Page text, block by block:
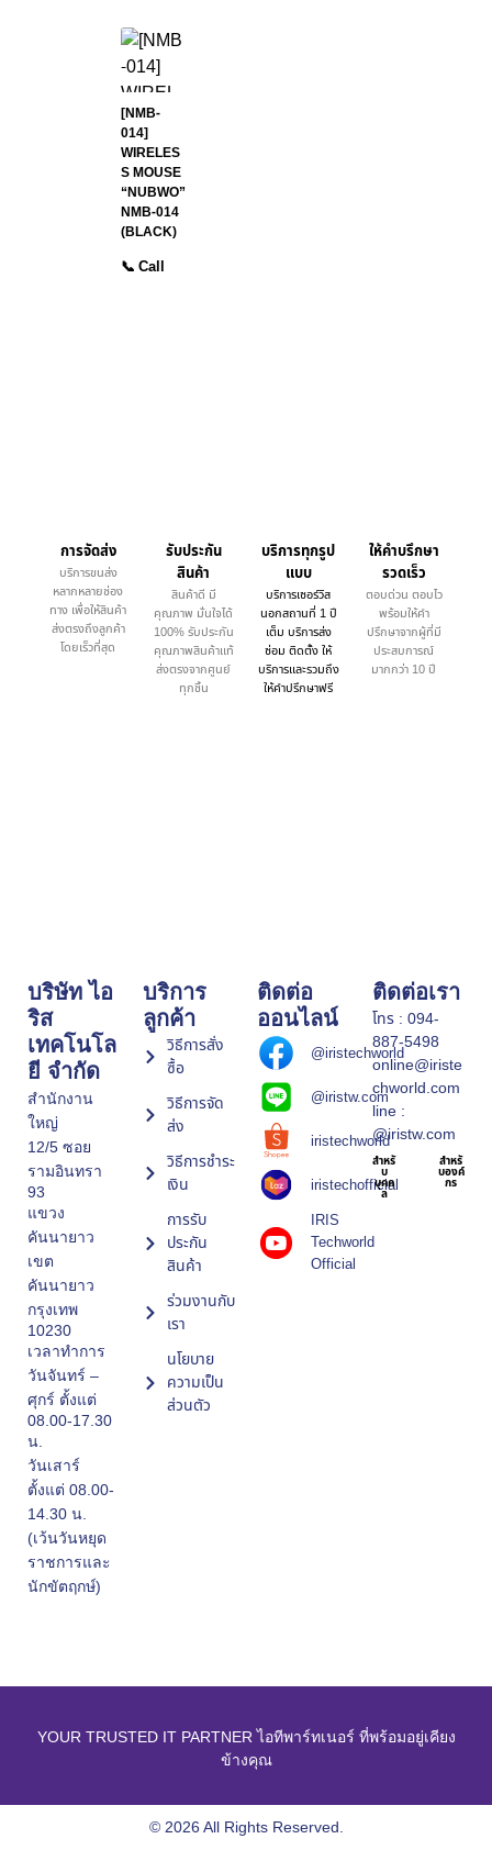
[NMB-
014]
WIRELES
S MOUSE
“NUBWO”
NMB-014
(BLACK)
📞 Call
การจัดส่ง
บริการขนส่ง
หลากหลายช่อง
ทาง เพื่อให้สินค้า
ส่งตรงถึงลูกค้า
โดยเร็วที่สุด
รับประกัน
สินค้า
สินค้าดี มี
คุณภาพ มั่นใจได้
100% รับประกัน
คุณภาพสินค้าแท้
ส่งตรงจากศูนย์
ทุกชิ้น
บริการทุกรูป
แบบ
บริการเซอร์วิส
นอกสถานที่ 1 ปี
เต็ม บริการส่ง
ซ่อม ติดตั้ง ให้
บริการและรวมถึง
ให้คำปรึกษาฟรี
ให้คำบรึกษา
รวดเร็ว
ตอบด่วน ตอบไว
พร้อมให้คำ
ปรึกษาจากผู้ที่มี
ประสบการณ์
มากกว่า 10 ปี
บริษัท ไอ
ริส
เทคโนโล
ยี จำกัด
สำนักงาน
ใหญ่
12/5 ซอย
รามอินทรา
93
แขวง
คันนายาว
เขต
คันนายาว
กรุงเทพ
10230
เวลาทำการ
วันจันทร์ –
ศุกร์ ตั้งแต่
08.00-17.30
น.
วันเสาร์
ตั้งแต่ 08.00-
14.30 น.
(เว้นวันหยุด
ราชการและ
นักขัตฤกษ์)
บริการ
ลูกค้า
วิธีการสั่ง
ซื้อ
วิธีการจัด
ส่ง
วิธีการชำระ
เงิน
การรับ
ประกัน
สินค้า
ร่วมงานกับ
เรา
นโยบาย
ความเป็น
ส่วนตัว
ติดต่อ
ออนไลน์
@iristechworld
@iristw.com
iristechworld
iristechofficial
IRIS
Techworld
Official
ติดต่อเรา
โทร : 094-
887-5498
online@iriste
chworld.com
line :
@iristw.com
สำหรั
บ
บุคค
ล
สำหรั
บองค์
กร
YOUR TRUSTED IT PARTNER ไอทีพาร์ทเนอร์ ที่พร้อมอยู่เคียง
ข้างคุณ
© 2026 All Rights Reserved.